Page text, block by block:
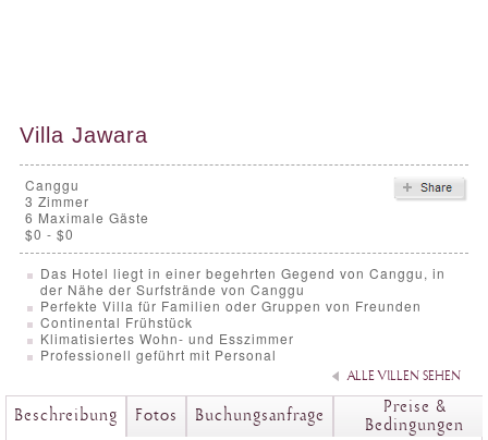
Villa Jawara
Canggu
3 Zimmer
6 Maximale Gäste
$0 - $0
Das Hotel liegt in einer begehrten Gegend von Canggu, in
der Nähe der Surfstrände von Canggu
Perfekte Villa für Familien oder Gruppen von Freunden
Continental Frühstück
Klimatisiertes Wohn- und Esszimmer
Professionell geführt mit Personal
ALLE VILLEN SEHEN
Beschreibung Fotos Buchungsanfrage
Preise &
Bedingungen